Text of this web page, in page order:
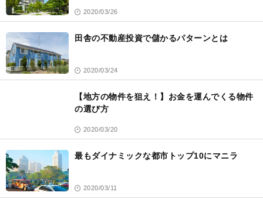
2020/03/26
田舎の不動産投資で儲かるパターンとは
2020/03/24
【地方の物件を狙え！】お金を運んでくる物件
の選び方
2020/03/20
最もダイナミックな都市トップ10にマニラ
2020/03/11